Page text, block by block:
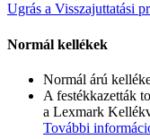
Ugrás a Visszajuttatási
Normál kellékek
Normál árú
A festékkazetták
a Lexmark
További